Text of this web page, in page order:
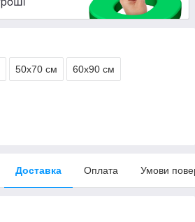
50х70 см 60х90 см
Доставка Оплата Умови